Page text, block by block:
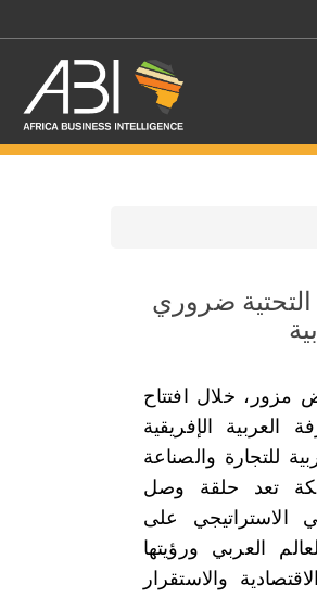
ضروري
مزور، خلال افتتاح
العربية الإفريقية
للتجارة والصناعة
تعد حلقة وصل
الاستراتيجي على
العربي ورؤيتها
والاستقرار